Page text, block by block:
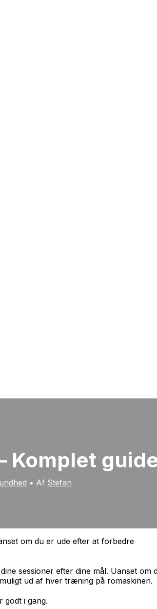
Komplet
• Af Stefan
om du er ude efter at forbedre
sessioner efter dine mål. Uanset om
ud af hver træning på romaskinen.
godt i gang.